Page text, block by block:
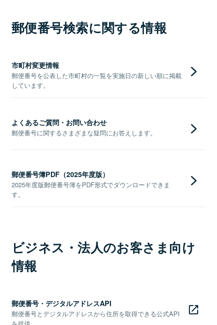
郵便番号検索に関する情報
市町村変更情報
郵便番号を公表した市町村の一覧を実施日の新しい順に掲載
しています。
よくあるご質問・お問い合わせ
郵便番号に関するさまざまな疑問にお答えします。
郵便番号簿PDF（2025年度版）
2025年度版郵便番号簿をPDF形式でダウンロードできま
す。
ビジネス・法人のお客さま向け
情報
郵便番号・デジタルアドレスAPI
郵便番号とデジタルアドレスから住所を取得できる公式API